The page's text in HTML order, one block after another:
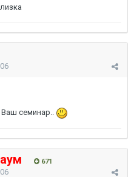
Ваш семинар..
671